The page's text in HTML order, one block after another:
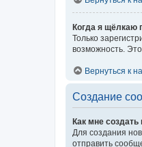
Когда я щёлкаю
Только
возможность.
Вернуться к
Создание
Как мне
Для создания
отправить